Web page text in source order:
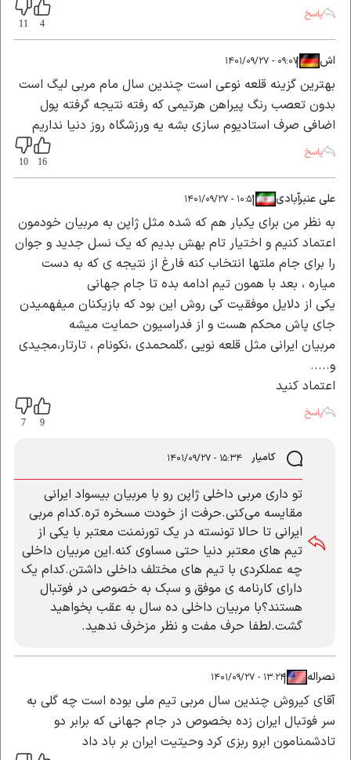
پاسخ
اش|
|۰۹:۰۷ - ۱۴۰۱/۰۹/۲۷
بهترین گزینه قلعه نوعی است چندین سال مام مربی لیگ است
بدون تعصب رنگ پیراهن هرتیمی که رفته نتیجه گرفته پول
اضافی صرف استادیوم سازی بشه یه ورزشگاه روز دنیا نداریم
پاسخ
علی عنبرآبادی|
|۱۰:۵۱ - ۱۴۰۱/۰۹/۲۷
به نظر من برای یکبار هم که شده مثل ژاپن به مربیان خودمون
اعتماد کنیم و اختیار تام بهش بدیم که یک نسل جدید و جوان
را برای جام ملتها انتخاب کنه فارغ از نتیجه ی که به دست
میاره ، بعد با همون تیم ادامه بده تا جام جهانی
یکی از دلایل موفقیت کی روش این بود که بازیکنان میفهمیدن
جای پاش محکم هست و از فدراسیون حمایت میشه
مربیان ایرانی مثل قلعه نویی ،گلمحمدی ،نکونام ، تارتار،مجیدی
و.....
اعتماد کنید
پاسخ
کامیار ۱۵:۳۴ - ۱۴۰۱/۰۹/۲۷
تو داری مربی داخلی ژاپن رو با مربیان بیسواد ایرانی
مقایسه می‌کنی.حرفت از خودت مسخره تره.کدام مربی
ایرانی تا حالا تونسته در یک تورنمنت معتبر با یکی از
تیم های معتبر دنیا حتی مساوی کنه.این مربیان داخلی
چه عملکردی با تیم های مختلف داخلی داشتن.کدام یک
دارای کارنامه ی موفق و سبک به خصوصی در فوتبال
هستند؟با مربیان داخلی ده سال به عقب بخواهید
گشت.لطفا حرف مفت و نظر مزخرف ندهید.
نصراله|
|۱۳:۲۴ - ۱۴۰۱/۰۹/۲۷
آقای کیروش چندین سال مربی تیم ملی بوده است چه گلی به
سر فوتبال ایران زده بخصوص در جام جهانی که برابر دو
تادشمنامون ابرو ربزی کرد وحیتیت ایران بر باد داد